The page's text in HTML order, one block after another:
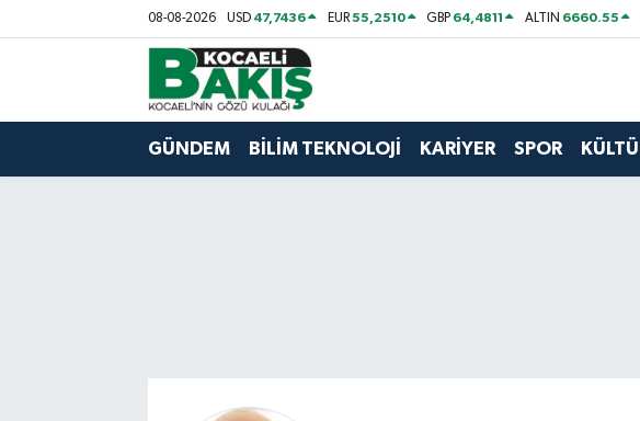
08-08-2026 USD 47,7436 EUR55,2510 GBP 64,4811 ALTIN 6660.55
GÜNDEM BİLİM TEKNOLOJİ KARİYER SPOR
Kocaeli Nöbetçi Eczaneler
Kocaeli Hava Durumu